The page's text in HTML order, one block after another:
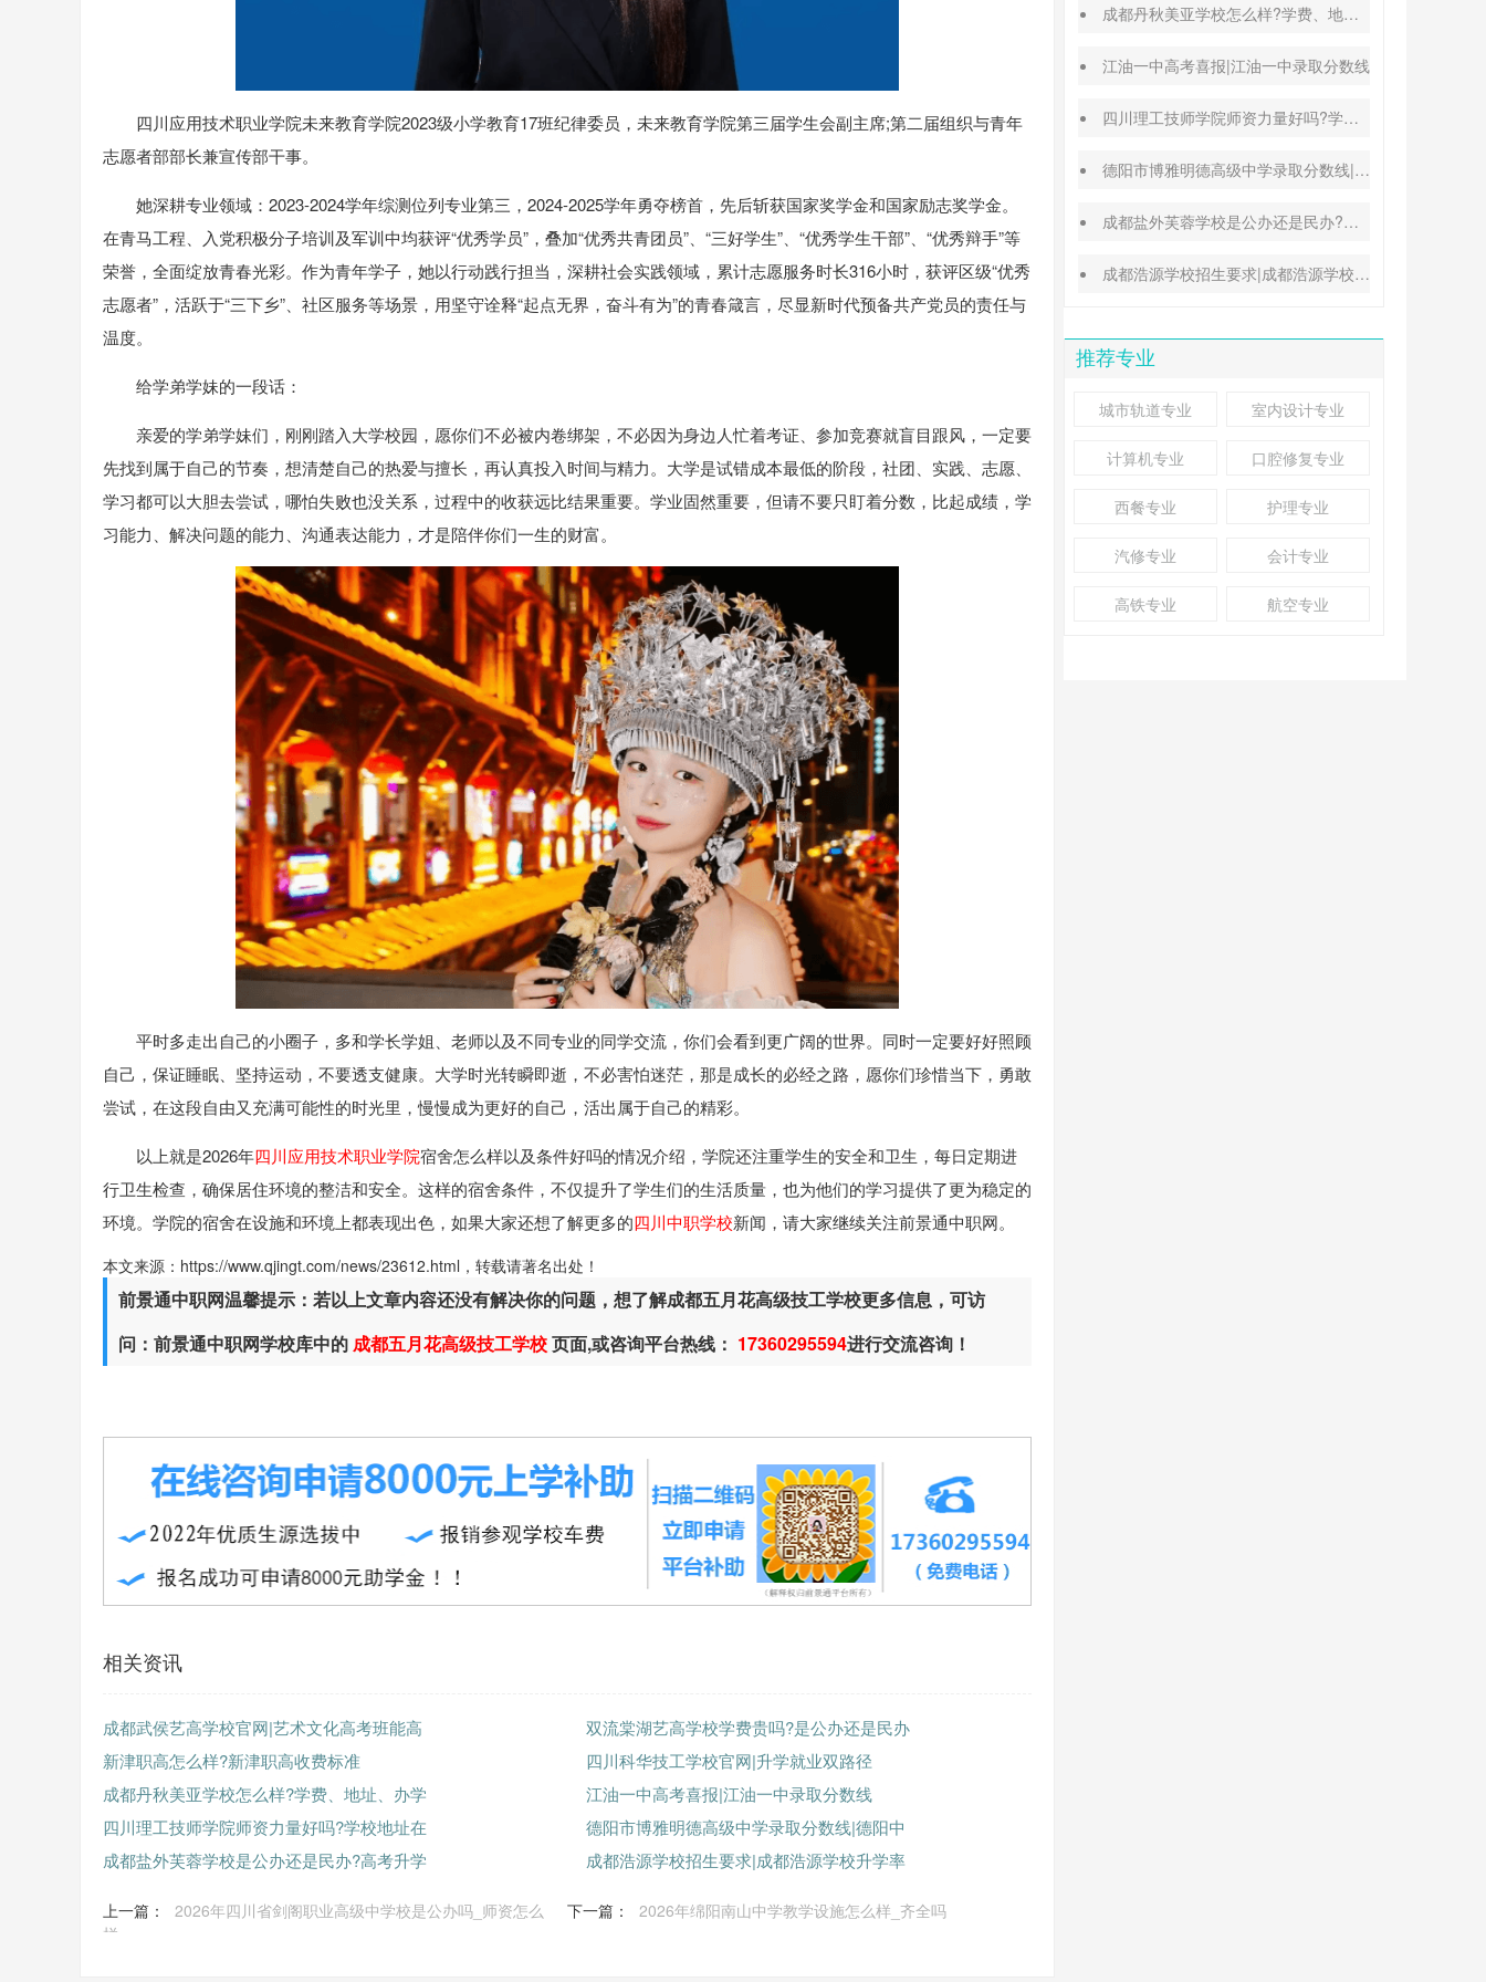
四川应用技术职业学院未来教育学院2023级小学教育17班纪律委员，未来教育学院第三届学生会副主席;第二届组织与青年
志愿者部部长兼宣传部干事。
她深耕专业领域：2023-2024学年综测位列专业第三，2024-2025学年勇夺榜首，先后斩获国家奖学金和国家励志奖学金。
在青马工程、入党积极分子培训及军训中均获评“优秀学员”，叠加“优秀共青团员”、“三好学生”、“优秀学生干部”、“优秀辩手”等
荣誉，全面绽放青春光彩。作为青年学子，她以行动践行担当，深耕社会实践领域，累计志愿服务时长316小时，获评区级“优秀
志愿者”，活跃于“三下乡”、社区服务等场景，用坚守诠释“起点无界，奋斗有为”的青春箴言，尽显新时代预备共产党员的责任与
温度。
给学弟学妹的一段话：
亲爱的学弟学妹们，刚刚踏入大学校园，愿你们不必被内卷绑架，不必因为身边人忙着考证、参加竞赛就盲目跟风，一定要
先找到属于自己的节奏，想清楚自己的热爱与擅长，再认真投入时间与精力。大学是试错成本最低的阶段，社团、实践、志愿、
学习都可以大胆去尝试，哪怕失败也没关系，过程中的收获远比结果重要。学业固然重要，但请不要只盯着分数，比起成绩，学
习能力、解决问题的能力、沟通表达能力，才是陪伴你们一生的财富。
平时多走出自己的小圈子，多和学长学姐、老师以及不同专业的同学交流，你们会看到更广阔的世界。同时一定要好好照顾
自己，保证睡眠、坚持运动，不要透支健康。大学时光转瞬即逝，不必害怕迷茫，那是成长的必经之路，愿你们珍惜当下，勇敢
尝试，在这段自由又充满可能性的时光里，慢慢成为更好的自己，活出属于自己的精彩。
以上就是2026年四川应用技术职业学院宿舍怎么样以及条件好吗的情况介绍，学院还注重学生的安全和卫生，每日定期进
行卫生检查，确保居住环境的整洁和安全。这样的宿舍条件，不仅提升了学生们的生活质量，也为他们的学习提供了更为稳定的
环境。学院的宿舍在设施和环境上都表现出色，如果大家还想了解更多的四川中职学校新闻，请大家继续关注前景通中职网。
本文来源：https://www.qjingt.com/news/23612.html，转载请著名出处！
前景通中职网温馨提示：若以上文章内容还没有解决你的问题，想了解成都五月花高级技工学校更多信息，可访
问：前景通中职网学校库中的成都五月花高级技工学校页面,或咨询平台热线： 17360295594进行交流咨询！
相关资讯
成都武侯艺高学校官网|艺术文化高考班能高
双流棠湖艺高学校学费贵吗?是公办还是民办
新津职高怎么样?新津职高收费标准
四川科华技工学校官网|升学就业双路径
成都丹秋美亚学校怎么样?学费、地址、办学
江油一中高考喜报|江油一中录取分数线
四川理工技师学院师资力量好吗?学校地址在
德阳市博雅明德高级中学录取分数线|德阳中
成都盐外芙蓉学校是公办还是民办?高考升学
成都浩源学校招生要求|成都浩源学校升学率
上一篇：
2026年四川省剑阁职业高级中学校是公办吗_师资怎么
样
下一篇： 2026年绵阳南山中学教学设施怎么样_齐全吗
成都丹秋美亚学校怎么样?学费、地址、办学特色汇总
江油一中高考喜报|江油一中录取分数线
四川理工技师学院师资力量好吗?学校地址在哪里
德阳市博雅明德高级中学录取分数线|德阳中考普高参考
成都盐外芙蓉学校是公办还是民办?高考升学率高吗?
成都浩源学校招生要求|成都浩源学校升学率高吗?
推荐专业
城市轨道专业 室内设计专业
计算机专业 口腔修复专业
西餐专业 护理专业
汽修专业 会计专业
高铁专业 航空专业